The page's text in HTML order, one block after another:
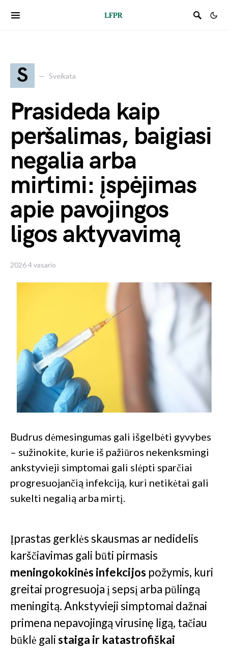
S Sveikata
Prasideda kaip
peršalimas, baigiasi
negalia arba
mirtimi: įspėjimas
apie pavojingos
ligos aktyvavimą
2026 4 vasario
Budrus dėmesingumas gali išgelbėti gyvybes
– sužinokite, kurie iš pažiūros nekenksmingi
ankstyvieji simptomai gali slėpti sparčiai
progresuojančią infekciją, kuri netikėtai gali
sukelti negalią arba mirtį.
Įprastas gerklės skausmas ar nedidelis
karščiavimas gali būti pirmasis
meningokokinės infekcijos požymis, kuri
greitai progresuoja į sepsį arba pūlingą
meningitą. Ankstyvieji simptomai dažnai
primena nepavojingą virusinę ligą, tačiau
būklė galistaiga ir katastrofiškai